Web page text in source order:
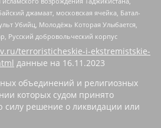
джамаат, московская ячейка, Батал-
Убийц, Молодёжь Которая Улыбается,
Русский добровольческий корпус
terroristicheskie-i-ekstremistskie-
данные на 16.11.2023
объединений и религиозных
которых судом принято
силу решение о ликвидации или